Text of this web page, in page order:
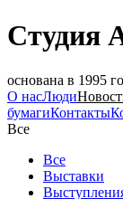
Студия
основана в 1995
О насЛюди
бумагиКонтакты
Все
Все
Выставки